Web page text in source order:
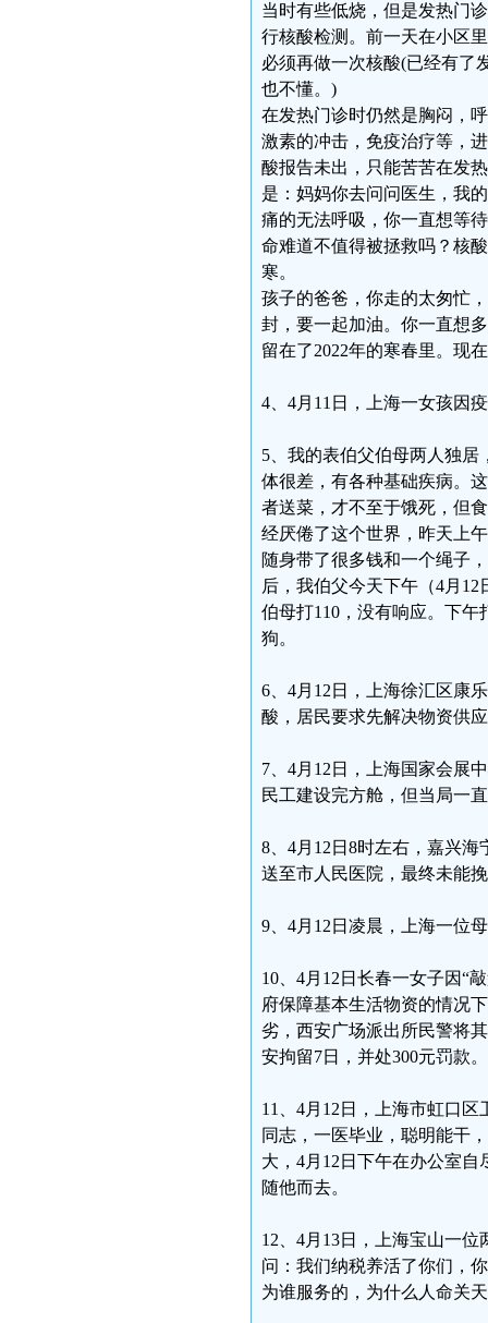
当时有些低烧，但是发热门
行核酸检测。前一天在小区
必须再做一次核酸(已经有了
也不懂。)
在发热门诊时仍然是胸闷，
激素的冲击，免疫治疗等，
酸报告未出，只能苦苦在发
是：妈妈你去问问医生，我
痛的无法呼吸，你一直想等
命难道不值得被拯救吗？核
寒。
孩子的爸爸，你走的太匆忙
封，要一起加油。你一直想
留在了2022年的寒春里。现
4、4月11日，上海一女孩因
5、我的表伯父伯母两人独
体很差，有各种基础疾病。
者送菜，才不至于饿死，但
经厌倦了这个世界，昨天上
随身带了很多钱和一个绳子
后，我伯父今天下午（4月
伯母打110，没有响应。下
狗。
6、4月12日，上海徐汇区康
酸，居民要求先解决物资供
7、4月12日，上海国家会展
民工建设完方舱，但当局一
8、4月12日8时左右，嘉兴
送至市人民医院，最终未能
9、4月12日凌晨，上海一位
10、4月12日长春一女子因“
府保障基本生活物资的情况
劣，西安广场派出所民警将
安拘留7日，并处300元罚款
11、4月12日，上海市虹口
同志，一医毕业，聪明能干
大，4月12日下午在办公室
随他而去。
12、4月13日，上海宝山一
问：我们纳税养活了你们，
为谁服务的，为什么人命关